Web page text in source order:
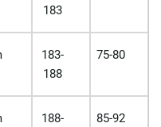
183
183-
188
75-80
188-
85-92